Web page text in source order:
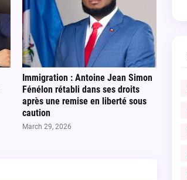
Immigration : Antoine Jean Simon
Fénélon rétabli dans ses droits
après une remise en liberté sous
caution
March 29, 2026